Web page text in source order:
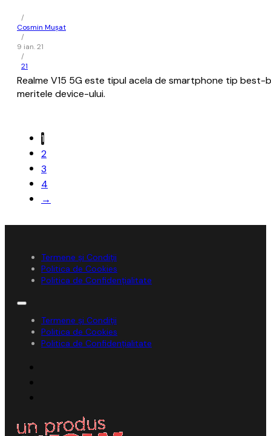
/
Cosmin Mușat
/
9 ian. 21
/
21
Realme V15 5G este tipul acela de smartphone tip
meritele device-ului.
1
2
3
4
→
Termene și Condiții
Politica de Cookies
Politica de Confidențialitate
Termene și Condiții
Politica de Cookies
Politica de Confidențialitate